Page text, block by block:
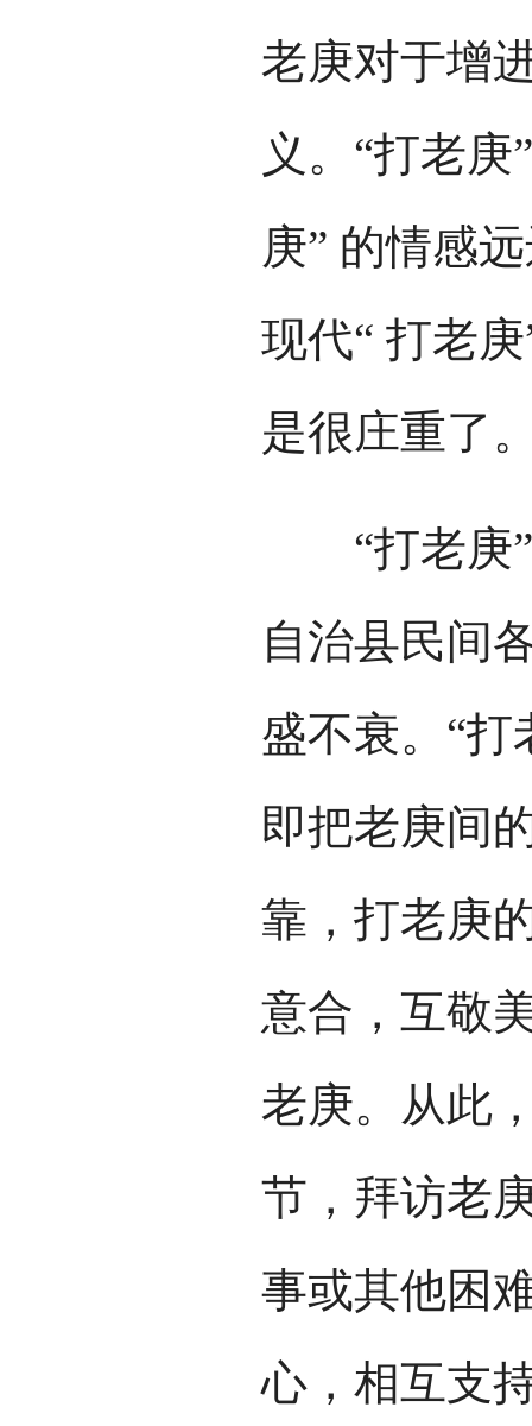
老庚对于增
义。“打老
庚” 的情感
现代“ 打老
是很庄重了
“打老庚”
自治县民间
盛不衰。“打
即把老庚间
靠，打老庚
意合，互敬
老庚。从此
节，拜访老
事或其他困
心，相互支